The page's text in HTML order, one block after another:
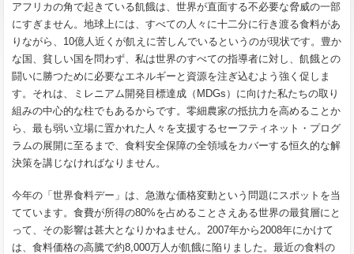
アフリカの角で起きている飢餓は、世界が直面する不必要な脅威の一部
にすぎません。地球上には、すべての人々に十二分に行き渡る食料があ
りながら、10億人近くが飢えに苦しんでいるというのが現状です。豊か
な国、貧しい国を問わず、私は世界のすべての指導者に対し、飢餓との
闘いに勝つために必要なエネルギーと資源を注ぎ込むよう強く促しま
す。それは、ミレニアム開発目標達成（MDGs）に向けた私たちの取り
組みの中心的な柱でもあるからです。零細農家の抵抗力を高めることか
ら、最も弱い立場に置かれた人々を支援するセーフティネット・プログ
ラムの展開に至るまで、食料安全保障の全領域をカバーする恒久的な解
決策を講じなければなりません。
今年の「世界食料デー」は、急激な価格変動という問題にスポットを当
てています。食費が所得の80%を占めることさえある世界の最貧層にと
って、その影響は甚大となりかねません。2007年から2008年にかけて
は、食料価格の高騰で約8,000万人が飢餓に陥りました。最近の食料の